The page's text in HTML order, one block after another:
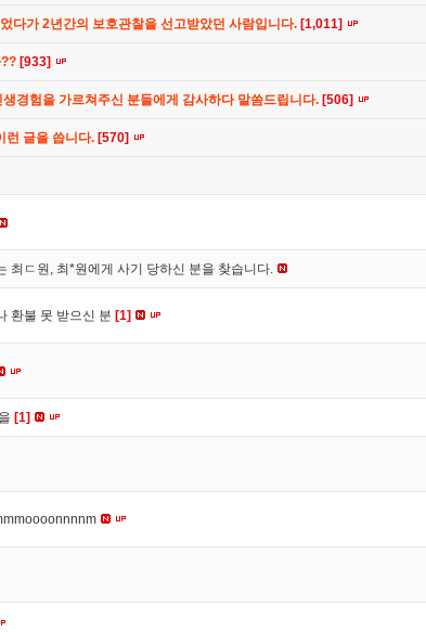
다가 2년간의 보호관찰을 선고받았던 사람입니다. [1,011]
[933]
경험을 가르쳐주신 분들에게 감사하다 말씀드립니다. [506]
런 글을 씁니다. [570]
최ㄷ원, 최*원에게 사기 당하신 분을 찾습니다.
환불 못 받으신 분 [1]
[1]